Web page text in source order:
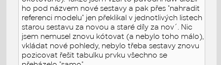
ho pod názvem nové sestavy a pak přes "nahradit
referenci modelu" jen překlikal v jednotlivých listech
starou sestavu za novou a staré díly za nov´. Nic
jsem nemusel znovu kótovat (a nebylo toho málo),
vkládat nové pohledy, nebylo třeba sestavy znovu
pozicovat řešit tabulku prvku všechno se